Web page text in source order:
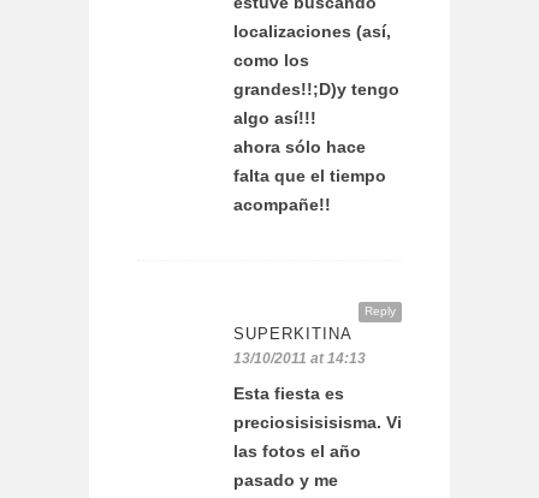
localizaciones (así,
como los
grandes!!;D)y tengo
algo así!!!
ahora sólo hace
falta que el tiempo
acompañe!!
Reply
SUPERKITINA
13/10/2011 at 14:13
Esta fiesta es
preciosisisisisma. Vi
las fotos el año
pasado y me